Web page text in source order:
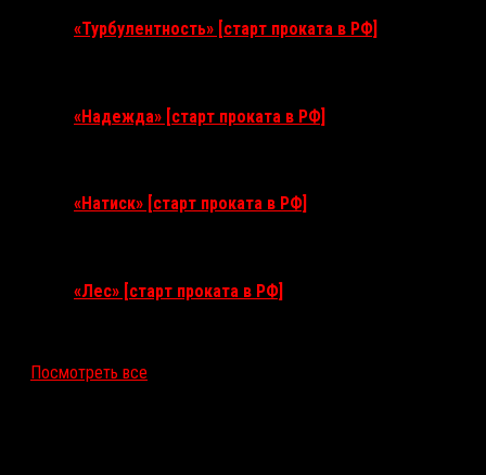
«Турбулентность» [старт проката в РФ]
«Надежда» [старт проката в РФ]
«Натиск» [старт проката в РФ]
«Лес» [старт проката в РФ]
Посмотреть все